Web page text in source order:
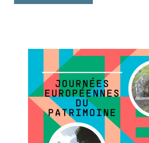
FÊTE
ET
DE
LA
MIGRATION